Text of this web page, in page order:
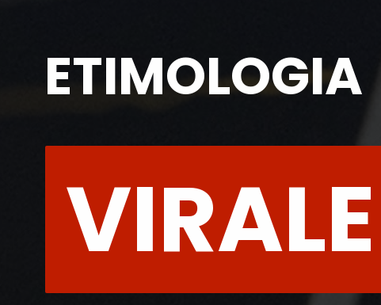
VIRALE
VIRALE
ETIMOLOGIA